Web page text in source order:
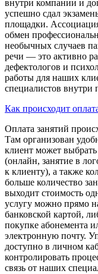
внутри компании и
успешно сдал
площадки.
обмен
необычных случаев
речи — это активно
дефектологов и
работы для наших
специалистов внутри
Как происходит
Оплата занятий
Там организован
клиент может
(онлайн, занятие в
к клиенту), а также
больше количество
выходит стоимость
услугу можно прямо
банковской картой,
покупке абонемента
электронную почту.
доступно в личном
контролировать
связь от наших